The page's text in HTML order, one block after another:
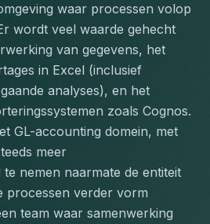
waar processen volop
wordt veel waarde gehecht
van gegevens, het
in Excel (inclusief
analyses), en het
zoals Cognos.
GL-accounting domein, met
meer
nemen naarmate de entiteit
processen verder vorm
team waar samenwerking